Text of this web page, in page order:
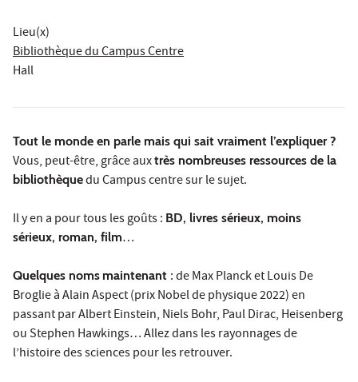
Lieu(x)
Bibliothèque du Campus Centre
Hall
Tout le monde en parle mais qui sait vraiment l’expliquer ?
Vous, peut-être, grâce auxtrès nombreuses ressources de la
bibliothèquedu Campus centre sur le sujet.
Il y en a pour tous les goûts : BD, livres sérieux, moins
sérieux, roman, film…
Quelques noms maintenant : de Max Planck et Louis De
Broglie à Alain Aspect (prix Nobel de physique 2022) en
passant par Albert Einstein, Niels Bohr, Paul Dirac, Heisenberg
ou Stephen Hawkings… Allez dans les rayonnages de
l’histoire des sciences pour les retrouver.